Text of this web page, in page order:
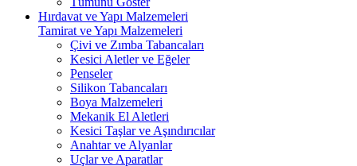
Hırdavat ve Yapı Malzemeleri
Tamirat ve Yapı Malzemeleri
Çivi ve Zımba Tabancaları
Kesici Aletler ve Eğeler
Penseler
Silikon Tabancaları
Boya Malzemeleri
Mekanik El Aletleri
Kesici Taşlar ve Aşındırıcılar
Anahtar ve Alyanlar
Uçlar ve Aparatlar